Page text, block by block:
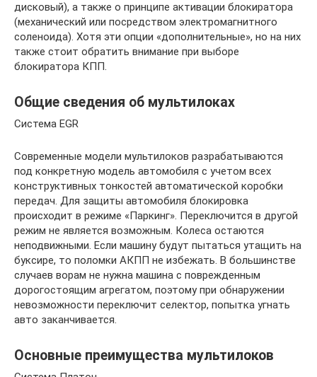
дисковый), а также о принципе активации блокиратора
(механический или посредством электромагнитного
соленоида). Хотя эти опции «дополнительные», но на них
также стоит обратить внимание при выборе
блокиратора КПП.
Общие сведения об мультилоках
Система EGR
Современные модели мультилоков разрабатываются
под конкретную модель автомобиля с учетом всех
конструктивных тонкостей автоматической коробки
передач. Для защиты автомобиля блокировка
происходит в режиме «Паркинг». Переключится в другой
режим не является возможным. Колеса остаются
неподвижными. Если машину будут пытаться утащить на
буксире, то поломки АКПП не избежать. В большинстве
случаев ворам не нужна машина с поврежденным
дорогостоящим агрегатом, поэтому при обнаружении
невозможности переключит селектор, попытка угнать
авто заканчивается.
Основные преимущества мультилоков